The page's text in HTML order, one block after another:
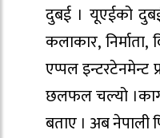
दुबई । यूएईको
कलाकार,
एप्पल इन्टरटेनमेन्ट
छलफल चल्यो
बताए । अब नेपाली